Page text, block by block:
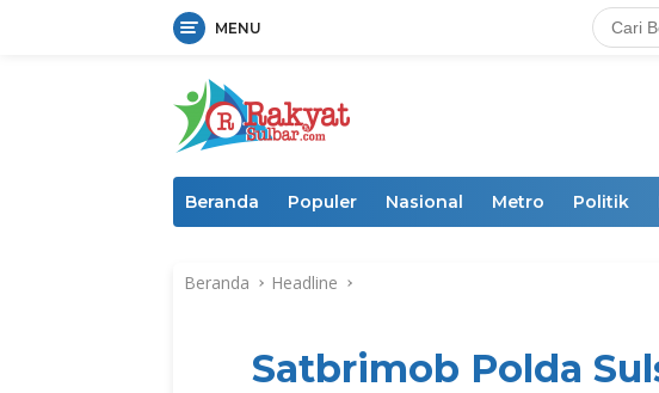
MENU
Beranda Populer Nasional Metro Politik
Beranda Headline
Satbrimob Polda